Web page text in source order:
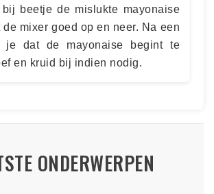
beetje de mislukte mayonaise
de mixer goed op en neer. Na een
je dat de mayonaise begint te
en kruid bij indien nodig.
ONDERWERPEN